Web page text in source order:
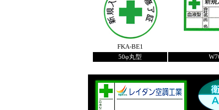
FKA-BE1
50φ丸型